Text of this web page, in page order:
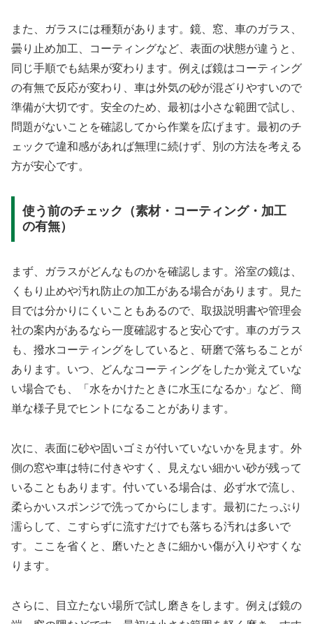
また、ガラスには種類があります。鏡、窓、車のガラス、
曇り止め加工、コーティングなど、表面の状態が違うと、
同じ手順でも結果が変わります。例えば鏡はコーティング
の有無で反応が変わり、車は外気の砂が混ざりやすいので
準備が大切です。安全のため、最初は小さな範囲で試し、
問題がないことを確認してから作業を広げます。最初のチ
ェックで違和感があれば無理に続けず、別の方法を考える
方が安心です。
使う前のチェック（素材・コーティング・加工
の有無）
まず、ガラスがどんなものかを確認します。浴室の鏡は、
くもり止めや汚れ防止の加工がある場合があります。見た
目では分かりにくいこともあるので、取扱説明書や管理会
社の案内があるなら一度確認すると安心です。車のガラス
も、撥水コーティングをしていると、研磨で落ちることが
あります。いつ、どんなコーティングをしたか覚えていな
い場合でも、「水をかけたときに水玉になるか」など、簡
単な様子見でヒントになることがあります。
次に、表面に砂や固いゴミが付いていないかを見ます。外
側の窓や車は特に付きやすく、見えない細かい砂が残って
いることもあります。付いている場合は、必ず水で流し、
柔らかいスポンジで洗ってからにします。最初にたっぷり
濡らして、こすらずに流すだけでも落ちる汚れは多いで
す。ここを省くと、磨いたときに細かい傷が入りやすくな
ります。
さらに、目立たない場所で試し磨きをします。例えば鏡の